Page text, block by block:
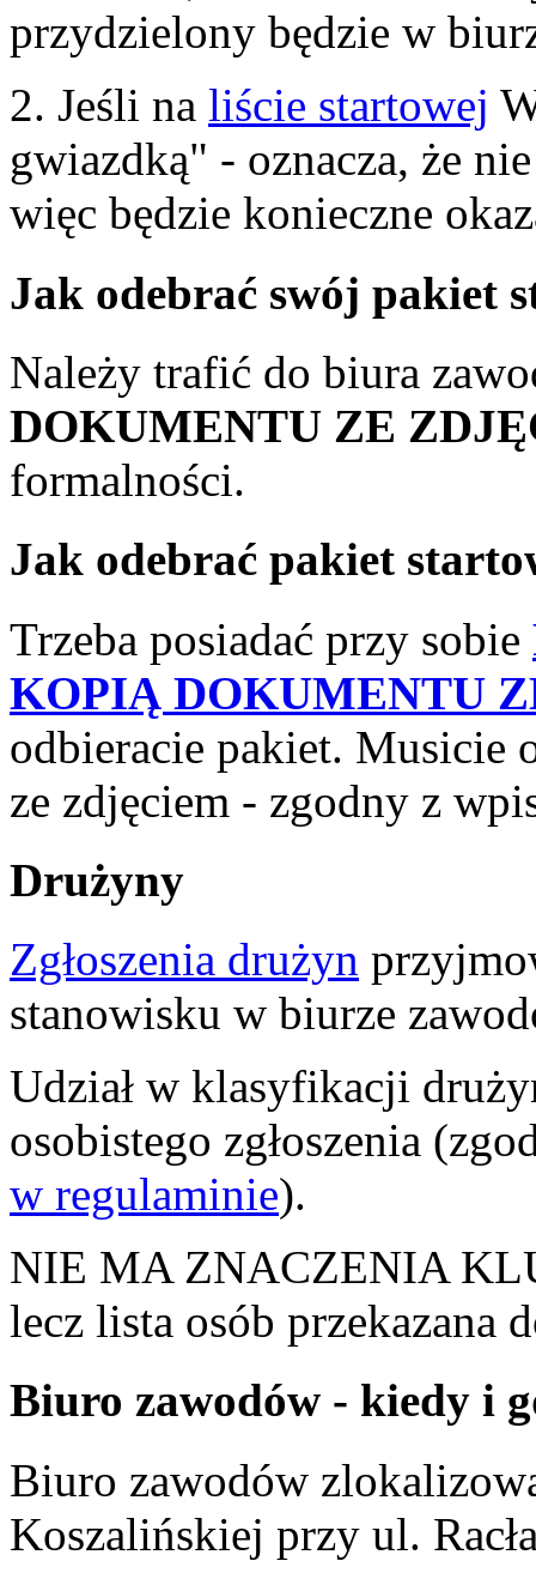
przydzielony będzie w
2. Jeśli na liście startowej
gwiazdką" - oznacza, że
więc będzie konieczne
Jak odebrać swój pakiet
Należy trafić do biura
DOKUMENTU ZE
formalności.
Jak odebrać pakiet
Trzeba posiadać przy sobie
KOPIĄ DOKUMENTU
odbieracie pakiet. Musicie
ze zdjęciem - zgodny z
Drużyny
Zgłoszenia drużyn
stanowisku w biurze
Udział w klasyfikacji
osobistego zgłoszenia
w regulaminie).
NIE MA ZNACZENIA
lecz lista osób przekazana
Biuro zawodów - kiedy i
Biuro zawodów
Koszalińskiej przy ul.